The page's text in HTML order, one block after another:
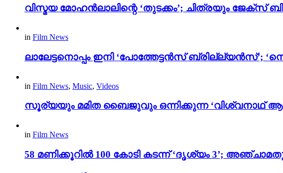
വിസ്മയ മോഹൻലാലിന്റെ ‘തുടക്കം’; ചിത്രയും ജേക്സ്
in Film News
ലാലേട്ടനൊപ്പം ഇനി ‘പോത്തേട്ടൻസ് ബ്രില്ല്യൻസ്’;
in Film News, Music, Videos
സൂര്യയും മമിത ബൈജുവും ഒന്നിക്കുന്ന ‘വിശ്വനാഥ്
in Film News
58 മണിക്കൂറിൽ 100 കോടി കടന്ന് ‘ദൃശ്യം 3’;